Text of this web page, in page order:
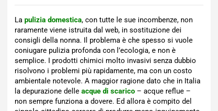
La pulizia domestica, con tutte le sue incombenze, non
raramente viene istruita dal web, in sostituzione dei
consigli della nonna. Il problema è che spesso si vuole
coniugare pulizia profonda con l’ecologia, e non è
semplice. I prodotti chimici molto invasivi senza dubbio
risolvono i problemi più rapidamente, ma con un costo
ambientale notevole. A maggior ragione dato che in Italia
la depurazione delle acque di scarico – acque reflue –
non sempre funziona a dovere. Ed allora è compito del